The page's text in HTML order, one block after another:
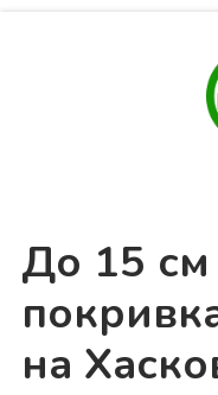
До 15 см
на